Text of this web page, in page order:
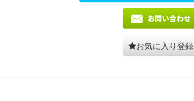
お気に入り登録